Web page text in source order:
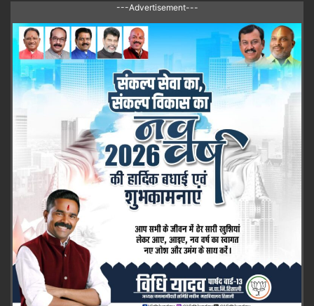
---Advertisement---